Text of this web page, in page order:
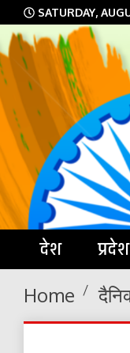
Skip
to
content
SATURDAY,
देश प्रदेश
Home